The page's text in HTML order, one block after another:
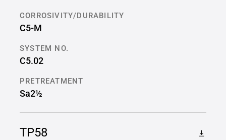
CORROSIVITY/DURABILITY
C5-M
SYSTEM NO.
C5.02
PRETREATMENT
Sa2½
TP58